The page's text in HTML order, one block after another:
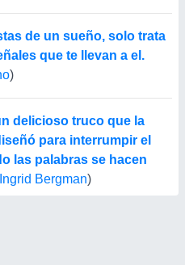
de un sueño, solo trata
que te llevan a el.
)
delicioso truco que la
para interrumpir el
las palabras se hacen
Ingrid Bergman)